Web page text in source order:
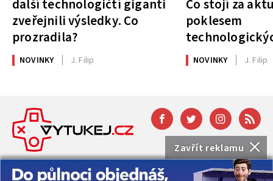
Zavřít reklamu
další technologičtí giganti
zveřejnili výsledky. Co
prozradila?
NOVINKY J. Filip
Co stojí za
poklesem
NOVINKY J. Filip